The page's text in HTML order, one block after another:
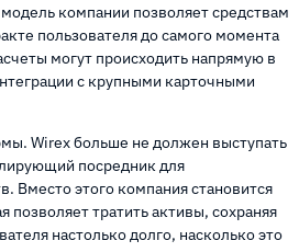
компании позволяет средствам
пользователя до самого момента
могут происходить напрямую в
с крупными карточными
Wirex больше не должен выступать
посредник для
Вместо этого компания становится
позволяет тратить активы, сохраняя
настолько долго, насколько это